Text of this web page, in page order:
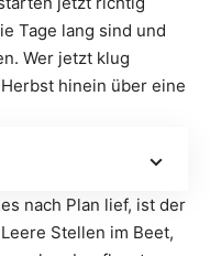
Tage lang sind und
Wer jetzt klug
hinein über eine
nach Plan lief, ist der
Stellen im Beet,